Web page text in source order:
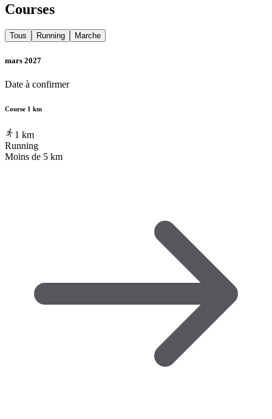
Courses
Tous Running Marche
mars 2027
Date à confirmer
Course 1 km
1 km
Running
Moins de 5 km